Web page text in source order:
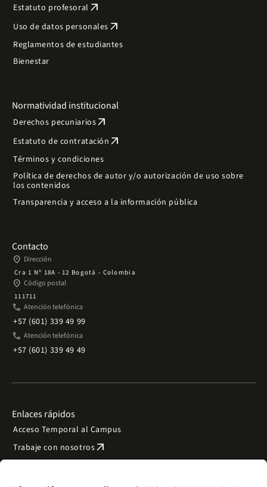
Estatuto profesoral arrow_outward
Uso de datos personales arrow_outward
Reglamentos de estudiantes
Bienestar
Normatividad institucional
Derechos pecuniariosarrow_outward
Estatuto de contratación arrow_outward
Términos y condiciones
Política de derechos de autor y/o autorización de uso sobre
los contenidos
Transparencia y acceso a la información pública
Contacto
place Dirección
Cra 1 Nº 18A - 12 Bogotá - Colombia
place Código postal
111711
phone Atención telefónica
+57 (601) 339 49 99
phone Atención telefónica
+57 (601) 339 49 49
Enlaces rápidos
Acceso Temporal al Campus
Trabaje con nosotrosarrow_outward
Preguntas frecuentes